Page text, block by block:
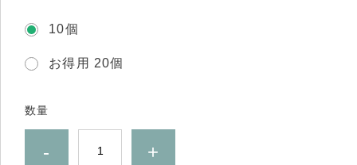
10個
お得用 20個
数量
- +